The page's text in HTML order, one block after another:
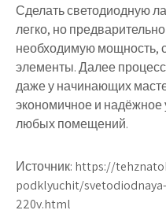
Сделать светодиодную
легко, но
необходимую мощность,
элементы. Далее
даже у начинающих
экономичное и надёжное
любых помещений.
Источник: https://
podklyuchit/
220v.html